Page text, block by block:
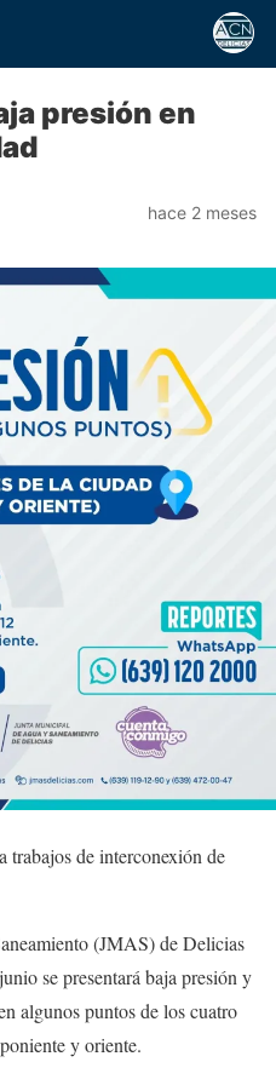
presión en
hace 2 meses
trabajos de interconexión de
(JMAS) de Delicias
se presentará baja presión y
algunos puntos de los cuatro
y oriente.